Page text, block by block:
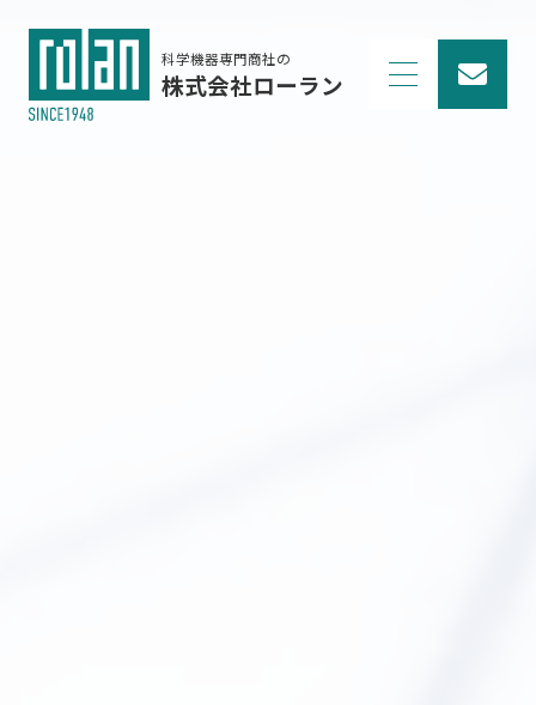
科学機器専門商社の
株式会社ローラン